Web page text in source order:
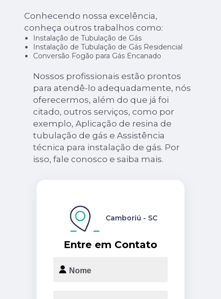
Conhecendo nossa excelência,
conheça outros trabalhos como:
Instalação de Tubulação de Gás
Instalação de Tubulação de Gás Residencial
Conversão Fogão para Gás Encanado
Nossos profissionais estão prontos
para atendê-lo adequadamente, nós
oferecermos, além do que já foi
citado, outros serviços, como por
exemplo, Aplicação de resina de
tubulação de gás e Assistência
técnica para instalação de gás. Por
isso, fale conosco e saiba mais.
Entre em Contato
Camboriú - SC